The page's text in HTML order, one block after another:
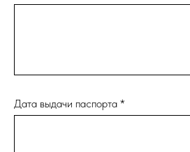
Дата выдачи паспорта *